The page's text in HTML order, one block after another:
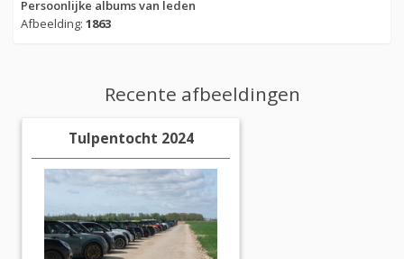
Persoonlijke albums van leden
Afbeelding: 1863
Recente afbeeldingen
Tulpentocht 2024